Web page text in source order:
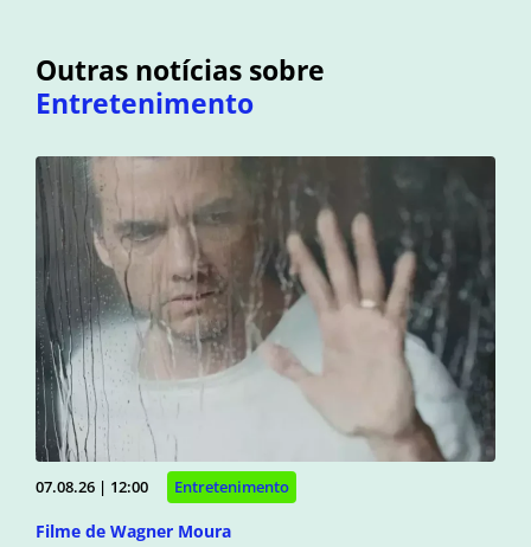
Outras notícias sobre
Entretenimento
07.08.26 | 12:00 Entretenimento
Filme de Wagner Moura